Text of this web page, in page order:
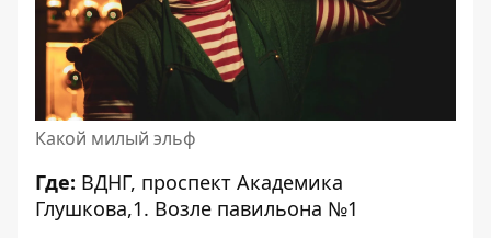
Какой милый эльф
Где: ВДНГ, проспект Академика
Глушкова,1. Возле павильона №1